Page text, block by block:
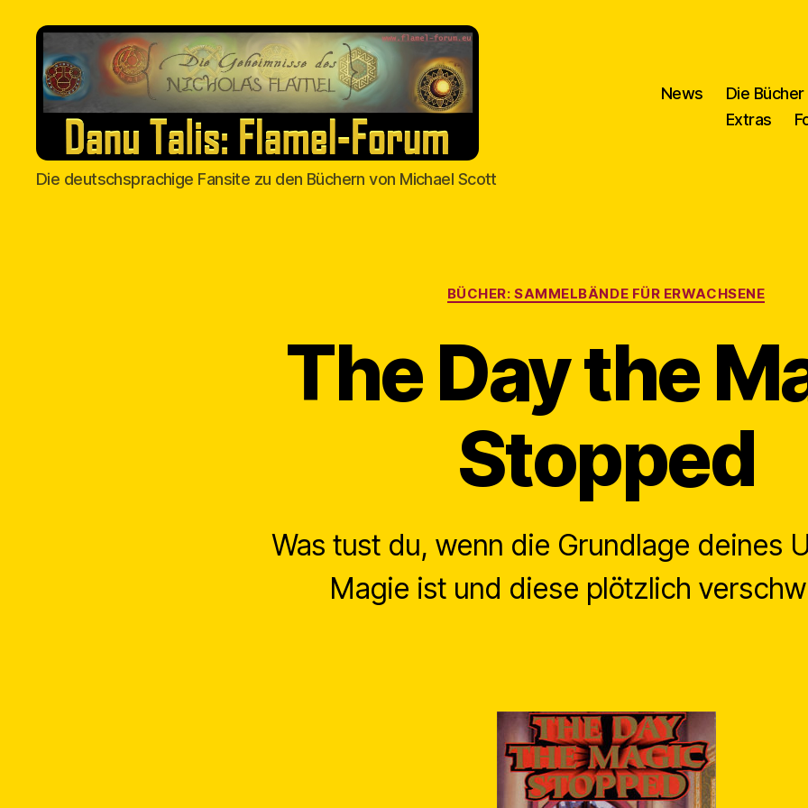
Danu
Talis
Die deutschsprachige Fansite zu den Büchern von Michael Scott
News
Die Bücher
Extras
Kategorien
BÜCHER: SAMMELBÄNDE FÜR ERWACHSENE
The Day the
Stopped
Was tust du, wenn die Grundlage deines
Magie ist und diese plötzlich